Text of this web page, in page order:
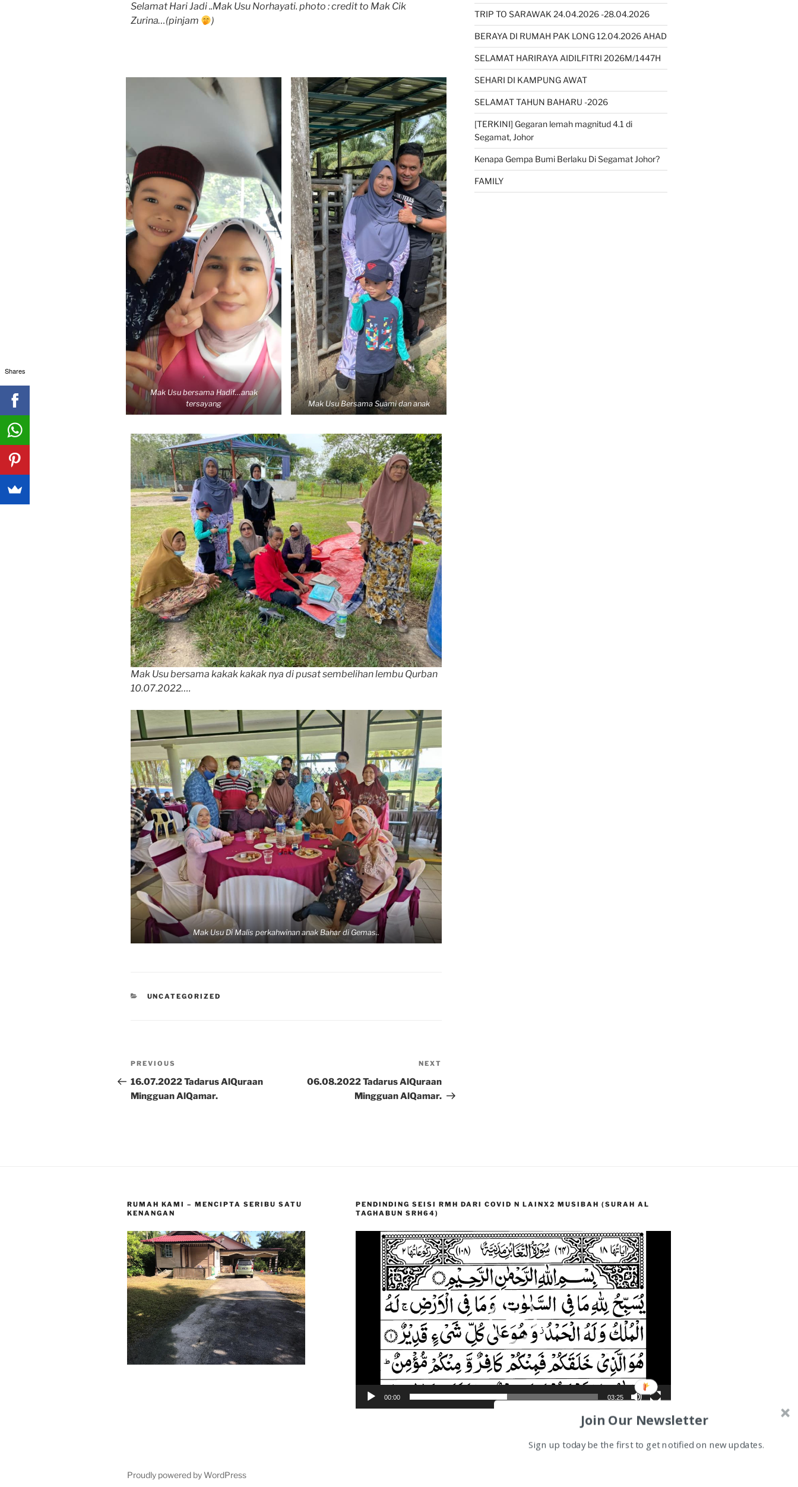
Selamat Hari Jadi ..Mak Usu Norhayati. photo : credit to Mak Cik
Zurina…(pinjam
)
Mak Usu bersama Hadif…anak
tersayang
Mak Usu Bersama Suami dan anak
Mak Usu bersama kakak kakak nya di pusat sembelihan lembu Qurban
10.07.2022….
Mak Usu Di Malis perkahwinan anak Bahar di Gemas..
CATEGORIES
UNCATEGORIZED
Post
navigation
Previous
Post
PREVIOUS
16.07.2022 Tadarus AlQuraan
Mingguan AlQamar.
Post
NEXT
06.08.2022 Tadarus AlQuraan
Mingguan AlQamar.
TRIP TO SARAWAK 24.04.2026 -28.04.2026
BERAYA DI RUMAH PAK LONG 12.04.2026 AHAD
SELAMAT HARIRAYA AIDILFITRI 2026M/1447H
SEHARI DI KAMPUNG AWAT
SELAMAT TAHUN BAHARU -2026
[TERKINI] Gegaran lemah magnitud 4.1 di
Segamat, Johor
Kenapa Gempa Bumi Berlaku Di Segamat Johor?
FAMILY
RUMAH KAMI – MENCIPTA SERIBU SATU
KENANGAN
PENDINDING SEISI RMH DARI COVID N LAINX2 MUSIBAH (SURAH AL
TAGHABUN SRH64)
00:00 03:25
Proudly powered by WordPress
Shares
Join Our Newsletter
Sign up today be the first to get notified on new updates.